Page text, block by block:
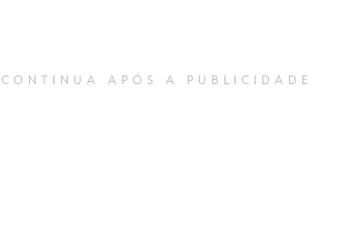
CONTINUA APÓS A PUBLICIDADE